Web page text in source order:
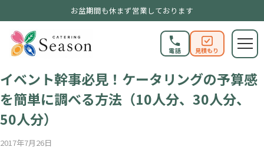
お盆期間も休まず営業しております
電話 見積もり
SEASONブログ
イベント幹事必見！ケータリングの予算感
を簡単に調べる方法（10人分、30人分、
50人分）
2017年7月26日